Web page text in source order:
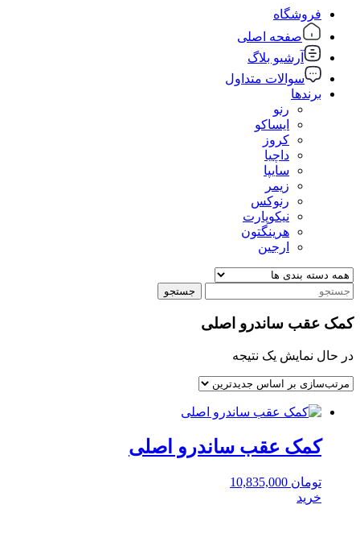
فروشگاه
صفحه اصلی
آرشیو بلاگ
سوالات متداول
برندها
رنو
ایساکو
کروز
داچیا
سایپا
زیمر
رنوکس
نیکوپارت
هرینگتون
ارجین
جستجو
کمک عقب ساندرو اصلی
در حال نمایش یک نتیجه
کمک عقب ساندرو اصلی
تومان
خرید